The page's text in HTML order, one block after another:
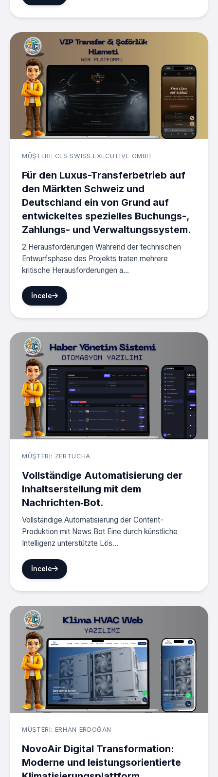
MÜŞTERI: CLS SWISS EXECUTIVE GMBH
Für den Luxus-Transferbetrieb auf
den Märkten Schweiz und
Deutschland ein von Grund auf
entwickeltes spezielles Buchungs-,
Zahlungs- und Verwaltungssystem.
2 Herausforderungen Während der technischen
Entwurfsphase des Projekts traten mehrere
kritische Herausforderungen a...
İncele
MÜŞTERI: ZERTUCHA
Vollständige Automatisierung der
Inhaltserstellung mit dem
Nachrichten‑Bot.
Vollständige Automatisierung der Content-
Produktion mit News Bot Eine durch künstliche
Intelligenz unterstützte Lös...
İncele
MÜŞTERI: ERHAN ERDOĞAN
NovoAir Digital Transformation:
Moderne und leistungsorientierte